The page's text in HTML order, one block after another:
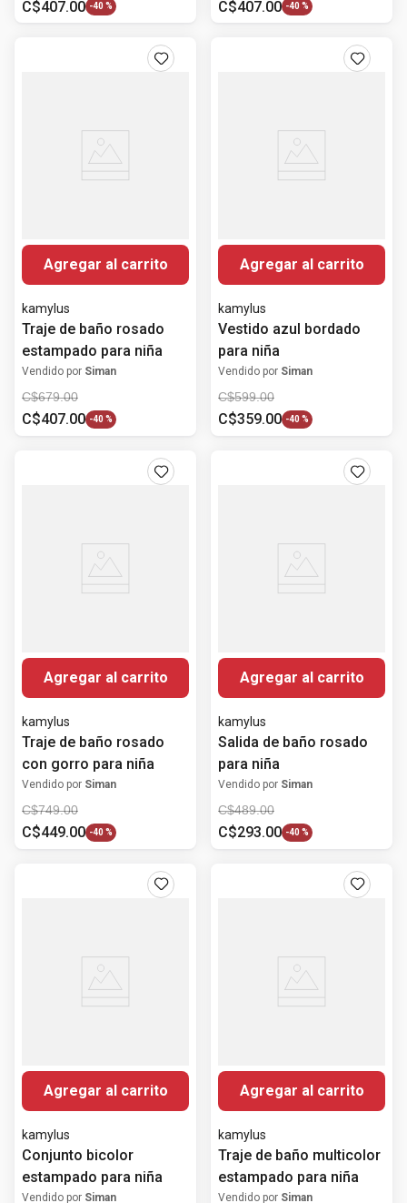
C$407.00 -40 % C$407.00 -40 %
Agregar al carrito
kamylus
Traje de baño rosado
estampado para niña
Vendido por Siman
C$679.00
C$407.00 -40 %
Agregar al carrito
kamylus
Vestido azul bordado
para niña
Vendido por Siman
C$599.00
C$359.00 -40 %
Agregar al carrito
kamylus
Traje de baño rosado
con gorro para niña
Vendido por Siman
C$749.00
C$449.00 -40 %
Agregar al carrito
kamylus
Salida de baño rosado
para niña
Vendido por Siman
C$489.00
C$293.00 -40 %
Agregar al carrito
kamylus
Conjunto bicolor
estampado para niña
Vendido por Siman
Agregar al carrito
kamylus
Traje de baño multicolor
estampado para niña
Vendido por Siman